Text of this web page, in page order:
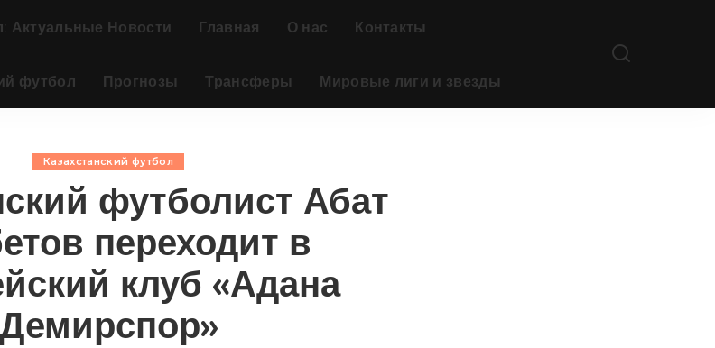
Актуальные Новости Главная О нас Контакты
футбол Прогнозы Трансферы Мировые лиги и звезды
Казахстанский футбол
футболист Абат
переходит в
клуб «Адана
Демирспор»